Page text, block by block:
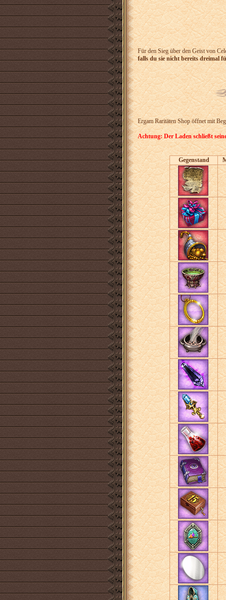
Für den Sieg über den Geist von
falls du sie nicht bereits dreimal
Ergam Raritäten Shop öffnet mit
Achtung: Der Laden schließt
Gegenstand